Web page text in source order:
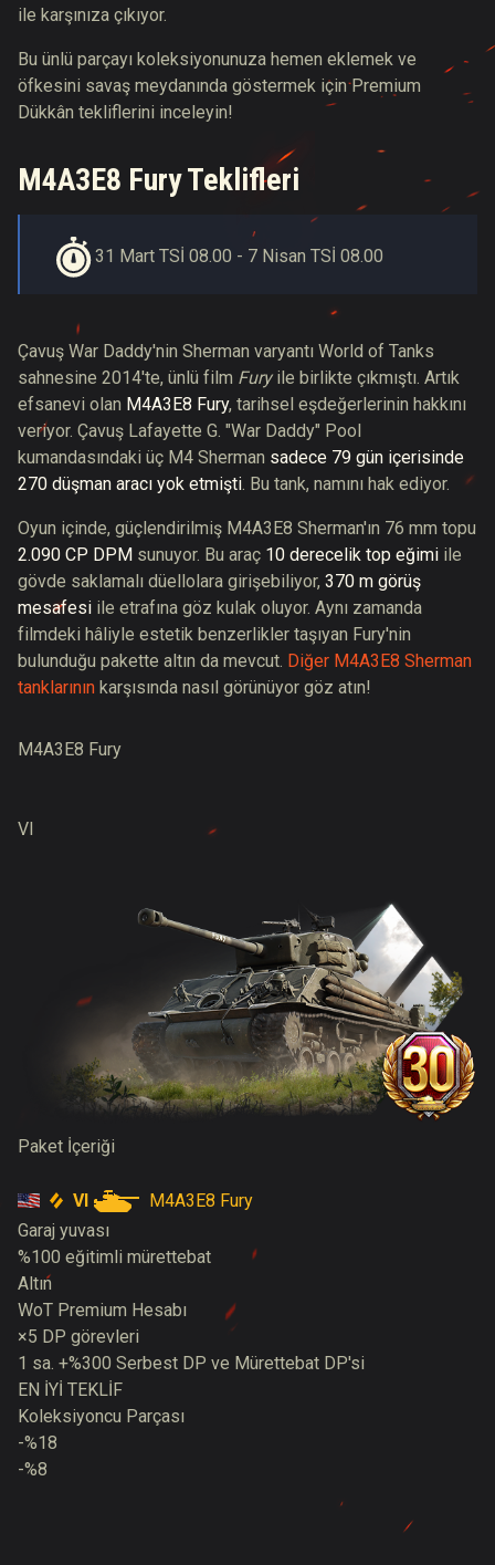
ile karşınıza çıkıyor.
Bu ünlü parçayı koleksiyonunuza hemen eklemek ve
öfkesini savaş meydanında göstermek için Premium
Dükkân tekliflerini inceleyin!
M4A3E8 Fury Teklifleri
31 Mart TSİ 08.00 - 7 Nisan TSİ 08.00
Çavuş War Daddy'nin Sherman varyantı World of Tanks
sahnesine 2014'te, ünlü film Furyile birlikte çıkmıştı. Artık
efsanevi olan M4A3E8 Fury, tarihsel eşdeğerlerinin hakkını
veriyor. Çavuş Lafayette G. "War Daddy" Pool
kumandasındaki üç M4 Sherman sadece 79 gün içerisinde
270 düşman aracı yok etmişti. Bu tank, namını hak ediyor.
Oyun içinde, güçlendirilmiş M4A3E8 Sherman'ın 76 mm topu
2.090 CP DPM sunuyor. Bu araç 10 derecelik top eğimi ile
gövde saklamalı düellolara girişebiliyor, 370 m görüş
mesafesi ile etrafına göz kulak oluyor. Aynı zamanda
filmdeki hâliyle estetik benzerlikler taşıyan Fury'nin
bulunduğu pakette altın da mevcut. Diğer M4A3E8 Sherman
tanklarının karşısında nasıl görünüyor göz atın!
M4A3E8 Fury
VI
Paket İçeriği
VI
M4A3E8 Fury
Garaj yuvası
%100 eğitimli mürettebat
Altın
WoT Premium Hesabı
×5 DP görevleri
1 sa. +%300 Serbest DP ve Mürettebat DP'si
EN İYİ TEKLİF
Koleksiyoncu Parçası
-%18
-%8